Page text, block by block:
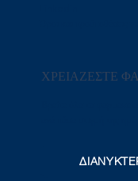
ΧΡΕΙΑΖΕΣΤΕ